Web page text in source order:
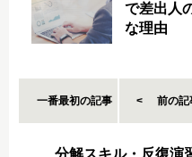
で差出人
な理由
一番最初の記事 前の記